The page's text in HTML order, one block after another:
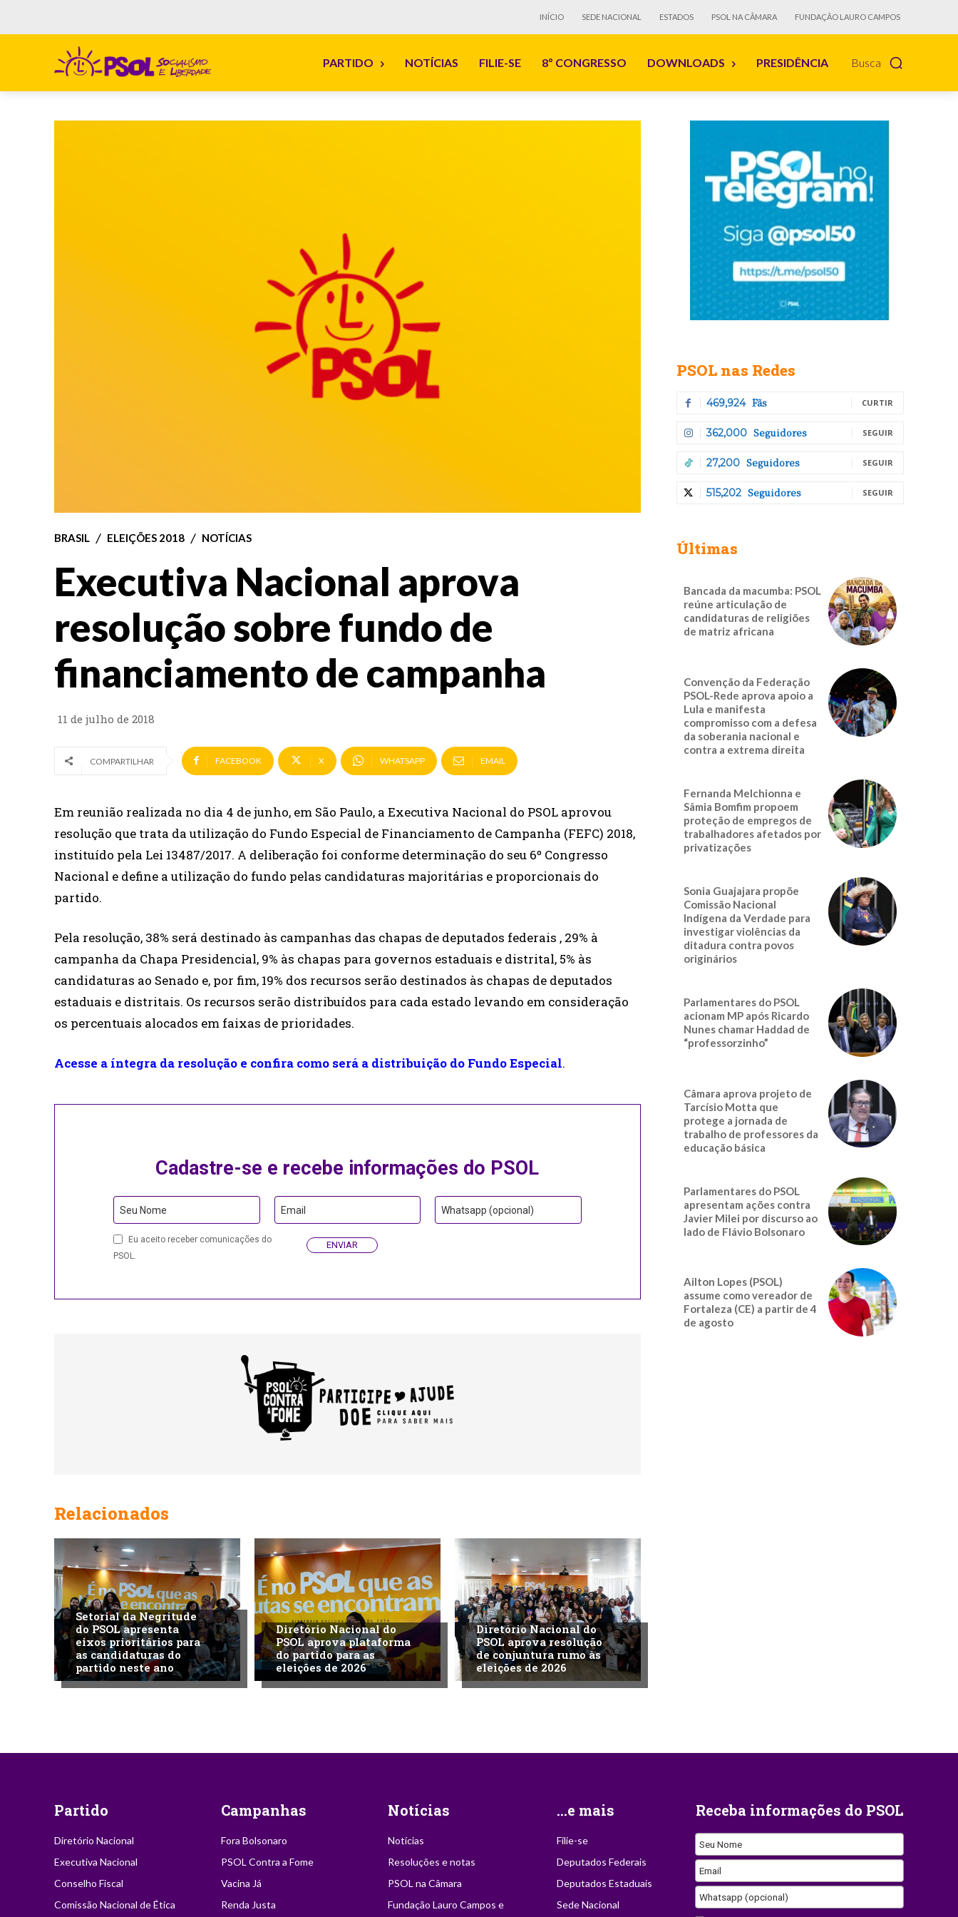
INÍCIO SEDE NACIONAL ESTADOS PSOL NA CÂMARA FUNDAÇÃO LAURO CAMPOS
Busca
PARTIDO NOTÍCIAS FILIE-SE 8º CONGRESSO DOWNLOADS PRESIDÊNCIA
BRASIL ELEIÇÕES 2018 NOTÍCIAS
Executiva Nacional aprova
resolução sobre fundo de
financiamento de campanha
11 de julho de 2018
COMPARTILHAR FACEBOOK X WHATSAPP EMAIL
Em reunião realizada no dia 4 de junho, em São Paulo, a Executiva Nacional do PSOL aprovou
resolução que trata da utilização do Fundo Especial de Financiamento de Campanha (FEFC) 2018,
instituído pela Lei 13487/2017. A deliberação foi conforme determinação do seu 6º Congresso
Nacional e define a utilização do fundo pelas candidaturas majoritárias e proporcionais do
partido.
Pela resolução, 38% será destinado às campanhas das chapas de deputados federais , 29% à
campanha da Chapa Presidencial, 9% às chapas para governos estaduais e distrital, 5% às
candidaturas ao Senado e, por fim, 19% dos recursos serão destinados às chapas de deputados
estaduais e distritais. Os recursos serão distribuídos para cada estado levando em consideração
os percentuais alocados em faixas de prioridades.
Acesse a íntegra da resolução e confira como será a distribuição do Fundo Especial.
Cadastre-se e recebe informações do PSOL
Seu Nome Email Whatsapp (opcional)
Your
Website
Eu aceito receber comunicações do
PSOL.
ENVIAR
Relacionados
Setorial da Negritude
do PSOL apresenta
eixos prioritários para
as candidaturas do
partido neste ano
Diretório Nacional do
PSOL aprova plataforma
do partido para as
eleições de 2026
Diretório Nacional do
PSOL aprova resolução
de conjuntura rumo às
eleições de 2026
PSOL nas Redes
469,924 Fãs CURTIR
362,000 Seguidores SEGUIR
27,200 Seguidores SEGUIR
515,202 Seguidores SEGUIR
Últimas
Bancada da macumba: PSOL
reúne articulação de
candidaturas de religiões
de matriz africana
Convenção da Federação
PSOL-Rede aprova apoio a
Lula e manifesta
compromisso com a defesa
da soberania nacional e
contra a extrema direita
Fernanda Melchionna e
Sâmia Bomfim propoem
proteção de empregos de
trabalhadores afetados por
privatizações
Sonia Guajajara propõe
Comissão Nacional
Indígena da Verdade para
investigar violências da
ditadura contra povos
originários
Parlamentares do PSOL
acionam MP após Ricardo
Nunes chamar Haddad de
“professorzinho”
Câmara aprova projeto de
Tarcísio Motta que
protege a jornada de
trabalho de professores da
educação básica
Parlamentares do PSOL
apresentam ações contra
Javier Milei por discurso ao
lado de Flávio Bolsonaro
Ailton Lopes (PSOL)
assume como vereador de
Fortaleza (CE) a partir de 4
de agosto
Partido
Diretório Nacional
Executiva Nacional
Conselho Fiscal
Comissão Nacional de Ética
Campanhas
Fora Bolsonaro
PSOL Contra a Fome
Vacina Já
Renda Justa
Notícias
Notícias
Resoluções e notas
PSOL na Câmara
Fundação Lauro Campos e
...e mais
Filie-se
Deputados Federais
Deputados Estaduais
Sede Nacional
Receba informações do PSOL
Seu Nome
Business
Email
Email
Whatsapp (opcional)